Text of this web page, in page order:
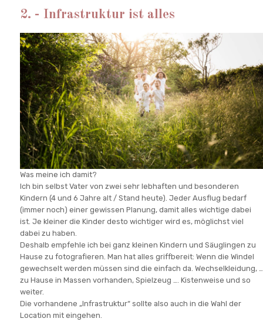
2. - Infrastruktur ist alles
Was meine ich damit?
Ich bin selbst Vater von zwei sehr lebhaften und besonderen
Kindern (4 und 6 Jahre alt / Stand heute). Jeder Ausflug bedarf
(immer noch) einer gewissen Planung, damit alles wichtige dabei
ist. Je kleiner die Kinder desto wichtiger wird es, möglichst viel
dabei zu haben.
Deshalb empfehle ich bei ganz kleinen Kindern und Säuglingen zu
Hause zu fotografieren. Man hat alles griffbereit: Wenn die Windel
gewechselt werden müssen sind die einfach da. Wechselkleidung, …
zu Hause in Massen vorhanden, Spielzeug …. Kistenweise und so
weiter.
Die vorhandene „Infrastruktur“ sollte also auch in die Wahl der
Location mit eingehen.